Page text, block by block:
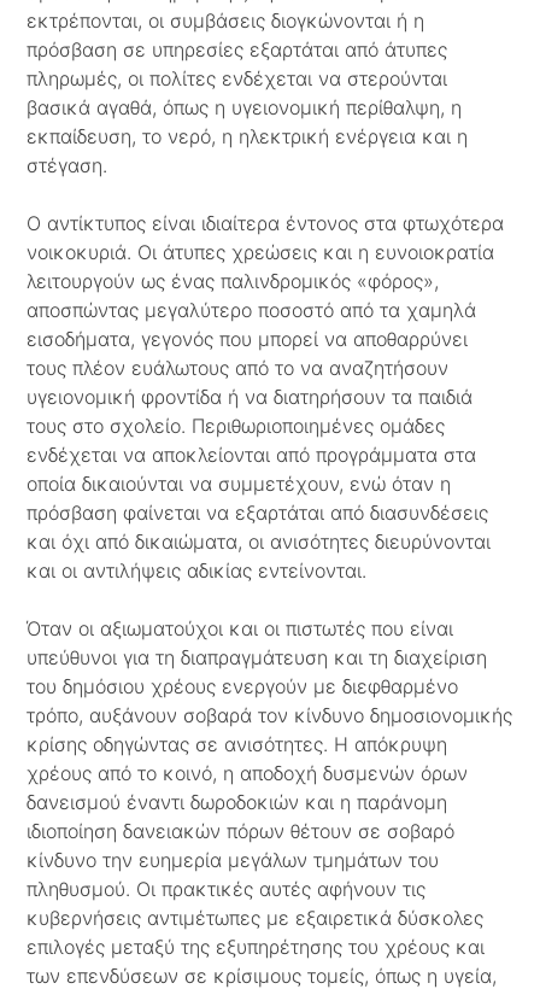
εκτρέπονται, οι συμβάσεις διογκώνονται ή η
πρόσβαση σε υπηρεσίες εξαρτάται από άτυπες
πληρωμές, οι πολίτες ενδέχεται να στερούνται
βασικά αγαθά, όπως η υγειονομική περίθαλψη, η
εκπαίδευση, το νερό, η ηλεκτρική ενέργεια και η
στέγαση.
Ο αντίκτυπος είναι ιδιαίτερα έντονος στα φτωχότερα
νοικοκυριά. Οι άτυπες χρεώσεις και η ευνοιοκρατία
λειτουργούν ως ένας παλινδρομικός «φόρος»,
αποσπώντας μεγαλύτερο ποσοστό από τα χαμηλά
εισοδήματα, γεγονός που μπορεί να αποθαρρύνει
τους πλέον ευάλωτους από το να αναζητήσουν
υγειονομική φροντίδα ή να διατηρήσουν τα παιδιά
τους στο σχολείο. Περιθωριοποιημένες ομάδες
ενδέχεται να αποκλείονται από προγράμματα στα
οποία δικαιούνται να συμμετέχουν, ενώ όταν η
πρόσβαση φαίνεται να εξαρτάται από διασυνδέσεις
και όχι από δικαιώματα, οι ανισότητες διευρύνονται
και οι αντιλήψεις αδικίας εντείνονται.
Όταν οι αξιωματούχοι και οι πιστωτές που είναι
υπεύθυνοι για τη διαπραγμάτευση και τη διαχείριση
του δημόσιου χρέους ενεργούν με διεφθαρμένο
τρόπο, αυξάνουν σοβαρά τον κίνδυνο δημοσιονομικής
κρίσης οδηγώντας σε ανισότητες. Η απόκρυψη
χρέους από το κοινό, η αποδοχή δυσμενών όρων
δανεισμού έναντι δωροδοκιών και η παράνομη
ιδιοποίηση δανειακών πόρων θέτουν σε σοβαρό
κίνδυνο την ευημερία μεγάλων τμημάτων του
πληθυσμού. Οι πρακτικές αυτές αφήνουν τις
κυβερνήσεις αντιμέτωπες με εξαιρετικά δύσκολες
επιλογές μεταξύ της εξυπηρέτησης του χρέους και
των επενδύσεων σε κρίσιμους τομείς, όπως η υγεία,